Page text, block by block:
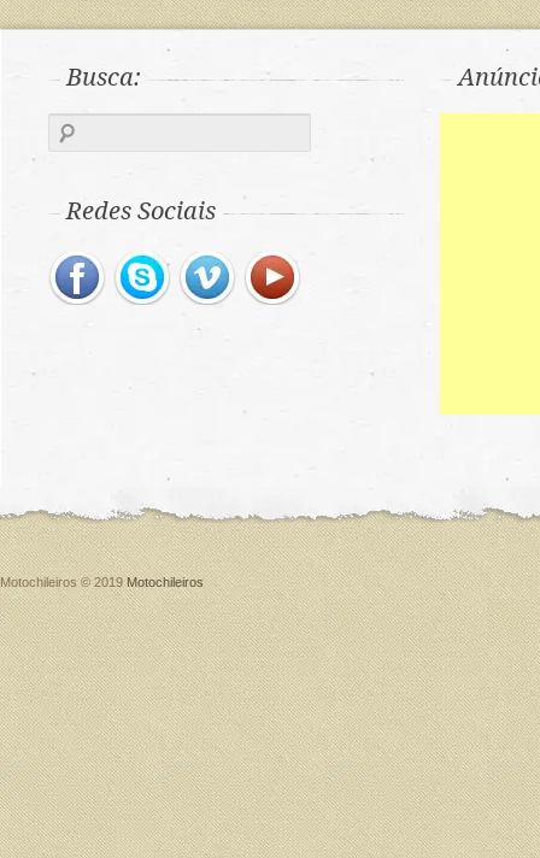
Busca:
Redes Sociais
Motochileiros © 2019Motochileiros